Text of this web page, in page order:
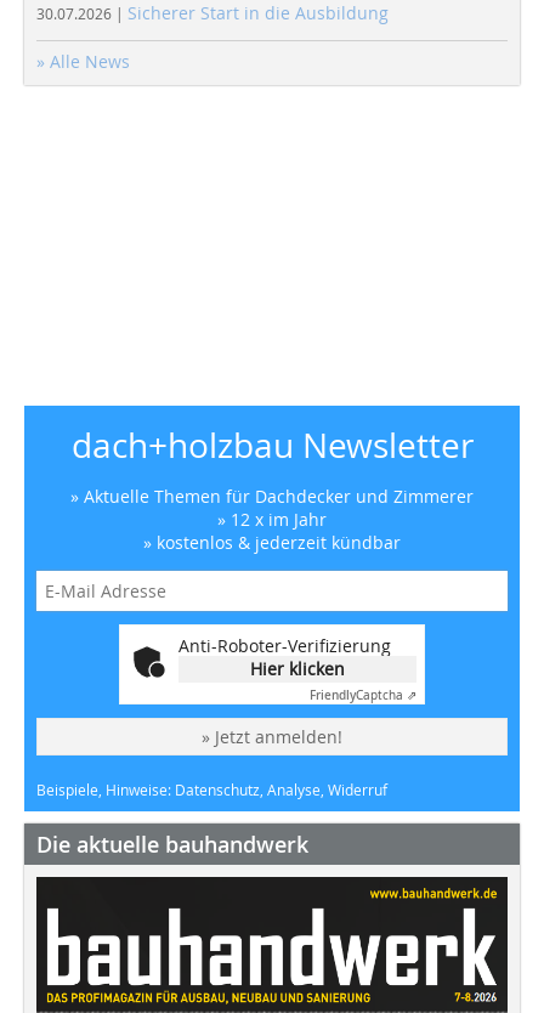
30.07.2026 | Sicherer Start in die Ausbildung
» Alle News
dach+holzbau Newsletter
» Aktuelle Themen für Dachdecker und Zimmerer
» 12 x im Jahr
» kostenlos & jederzeit kündbar
Anti-Roboter-Verifizierung
Hier klicken
FriendlyCaptcha ⇗
» Jetzt anmelden!
Beispiele, Hinweise: Datenschutz, Analyse, Widerruf
Die aktuelle bauhandwerk